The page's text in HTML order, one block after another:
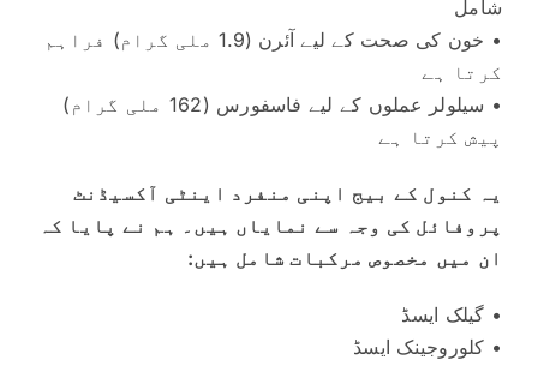
شامل
• خون کی صحت کے لیے آئرن (1.9 ملی گرام) فراہم
کرتا ہے
• سیلولر عملوں کے لیے فاسفورس (162 ملی گرام)
پیش کرتا ہے
یہ کنول کے بیج اپنی منفرد اینٹی آکسیڈنٹ
پروفائل کی وجہ سے نمایاں ہیں۔ ہم نے پایا کہ
ان میں مخصوص مرکبات شامل ہیں:
• گیلک ایسڈ
• کلوروجینک ایسڈ